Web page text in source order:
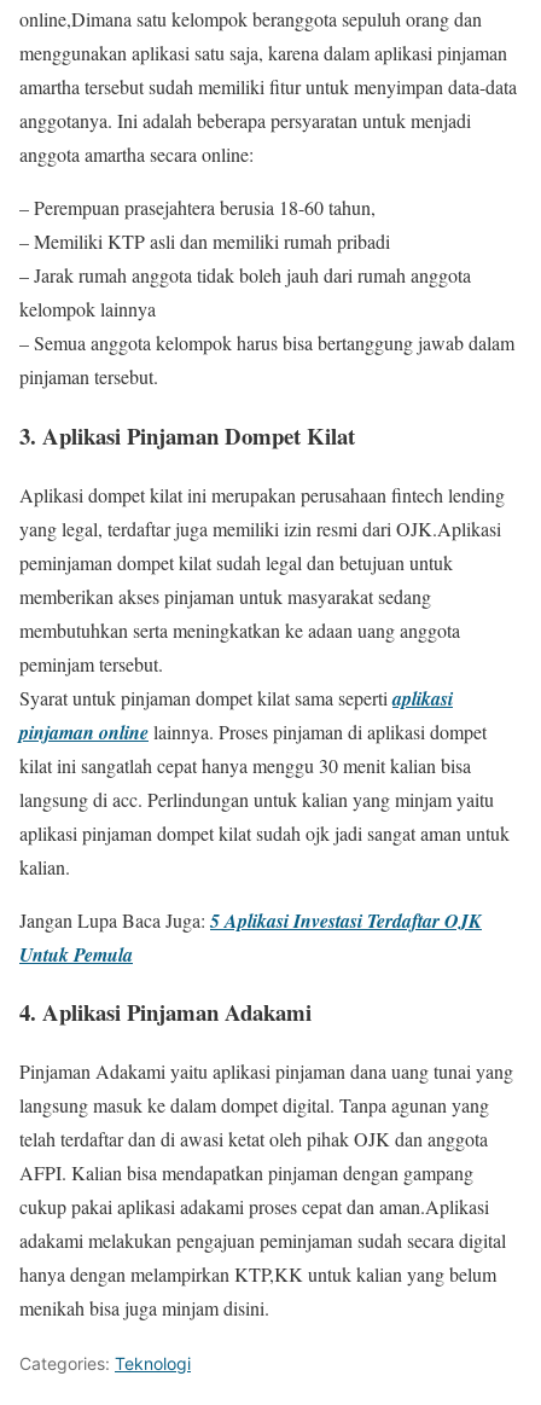
online,Dimana satu kelompok beranggota sepuluh orang dan
menggunakan aplikasi satu saja, karena dalam aplikasi pinjaman
amartha tersebut sudah memiliki fitur untuk menyimpan data-data
anggotanya. Ini adalah beberapa persyaratan untuk menjadi
anggota amartha secara online:
– Perempuan prasejahtera berusia 18-60 tahun,
– Memiliki KTP asli dan memiliki rumah pribadi
– Jarak rumah anggota tidak boleh jauh dari rumah anggota
kelompok lainnya
– Semua anggota kelompok harus bisa bertanggung jawab dalam
pinjaman tersebut.
3. Aplikasi Pinjaman Dompet Kilat
Aplikasi dompet kilat ini merupakan perusahaan fintech lending
yang legal, terdaftar juga memiliki izin resmi dari OJK.Aplikasi
peminjaman dompet kilat sudah legal dan betujuan untuk
memberikan akses pinjaman untuk masyarakat sedang
membutuhkan serta meningkatkan ke adaan uang anggota
peminjam tersebut.
Syarat untuk pinjaman dompet kilat sama sepertiaplikasi
pinjaman onlinelainnya. Proses pinjaman di aplikasi dompet
kilat ini sangatlah cepat hanya menggu 30 menit kalian bisa
langsung di acc. Perlindungan untuk kalian yang minjam yaitu
aplikasi pinjaman dompet kilat sudah ojk jadi sangat aman untuk
kalian.
Jangan Lupa Baca Juga: 5 Aplikasi Investasi Terdaftar OJK
Untuk Pemula
4. Aplikasi Pinjaman Adakami
Pinjaman Adakami yaitu aplikasi pinjaman dana uang tunai yang
langsung masuk ke dalam dompet digital. Tanpa agunan yang
telah terdaftar dan di awasi ketat oleh pihak OJK dan anggota
AFPI. Kalian bisa mendapatkan pinjaman dengan gampang
cukup pakai aplikasi adakami proses cepat dan aman.Aplikasi
adakami melakukan pengajuan peminjaman sudah secara digital
hanya dengan melampirkan KTP,KK untuk kalian yang belum
menikah bisa juga minjam disini.
Categories: Teknologi